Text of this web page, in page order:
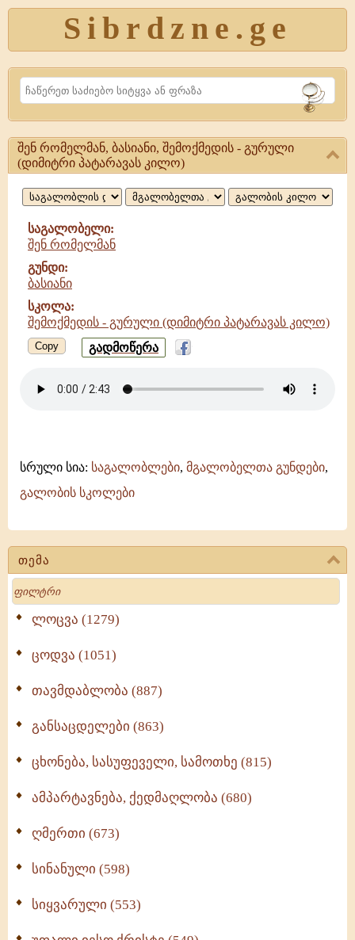
Sibrdzne.ge
Search
თემა
Search
ლოცვა (1279)
ცოდვა (1051)
თავმდაბლობა (887)
განსაცდელები (863)
ცხონება, სასუფეველი, სამოთხე (815)
ამპარტავნება, ქედმაღლობა (680)
ღმერთი (673)
სინანული (598)
სიყვარული (553)
შენ
რომელმან,
შემოქმედის
გურული
შენ რომელმან, ბასიანი, შემოქმედის - გურული
(დიმიტრი პატარავას კილო)
საგალობელი:
შენ რომელმან
გუნდი:
ბასიანი
სკოლა:
შემოქმედის - გურული (დიმიტრი პატარავას კილო)
Copy გადმოწერა
სრული სია: საგალობლები, მგალობელთა გუნდები,
გალობის სკოლები